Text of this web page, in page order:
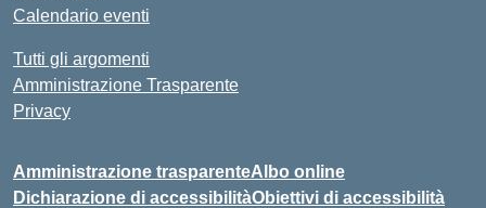
Calendario eventi
Tutti gli argomenti
Amministrazione Trasparente
Privacy
Amministrazione trasparenteAlbo online
Dichiarazione di accessibilitàObiettivi di accessibilità